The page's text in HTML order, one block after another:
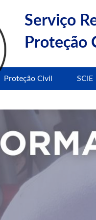
Serviço
Proteção
Proteção Civil SCIE